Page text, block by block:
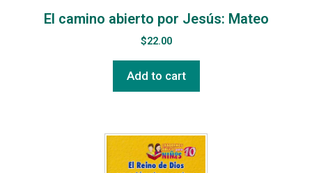
El camino abierto por Jesús: Mateo
$22.00
Add to cart